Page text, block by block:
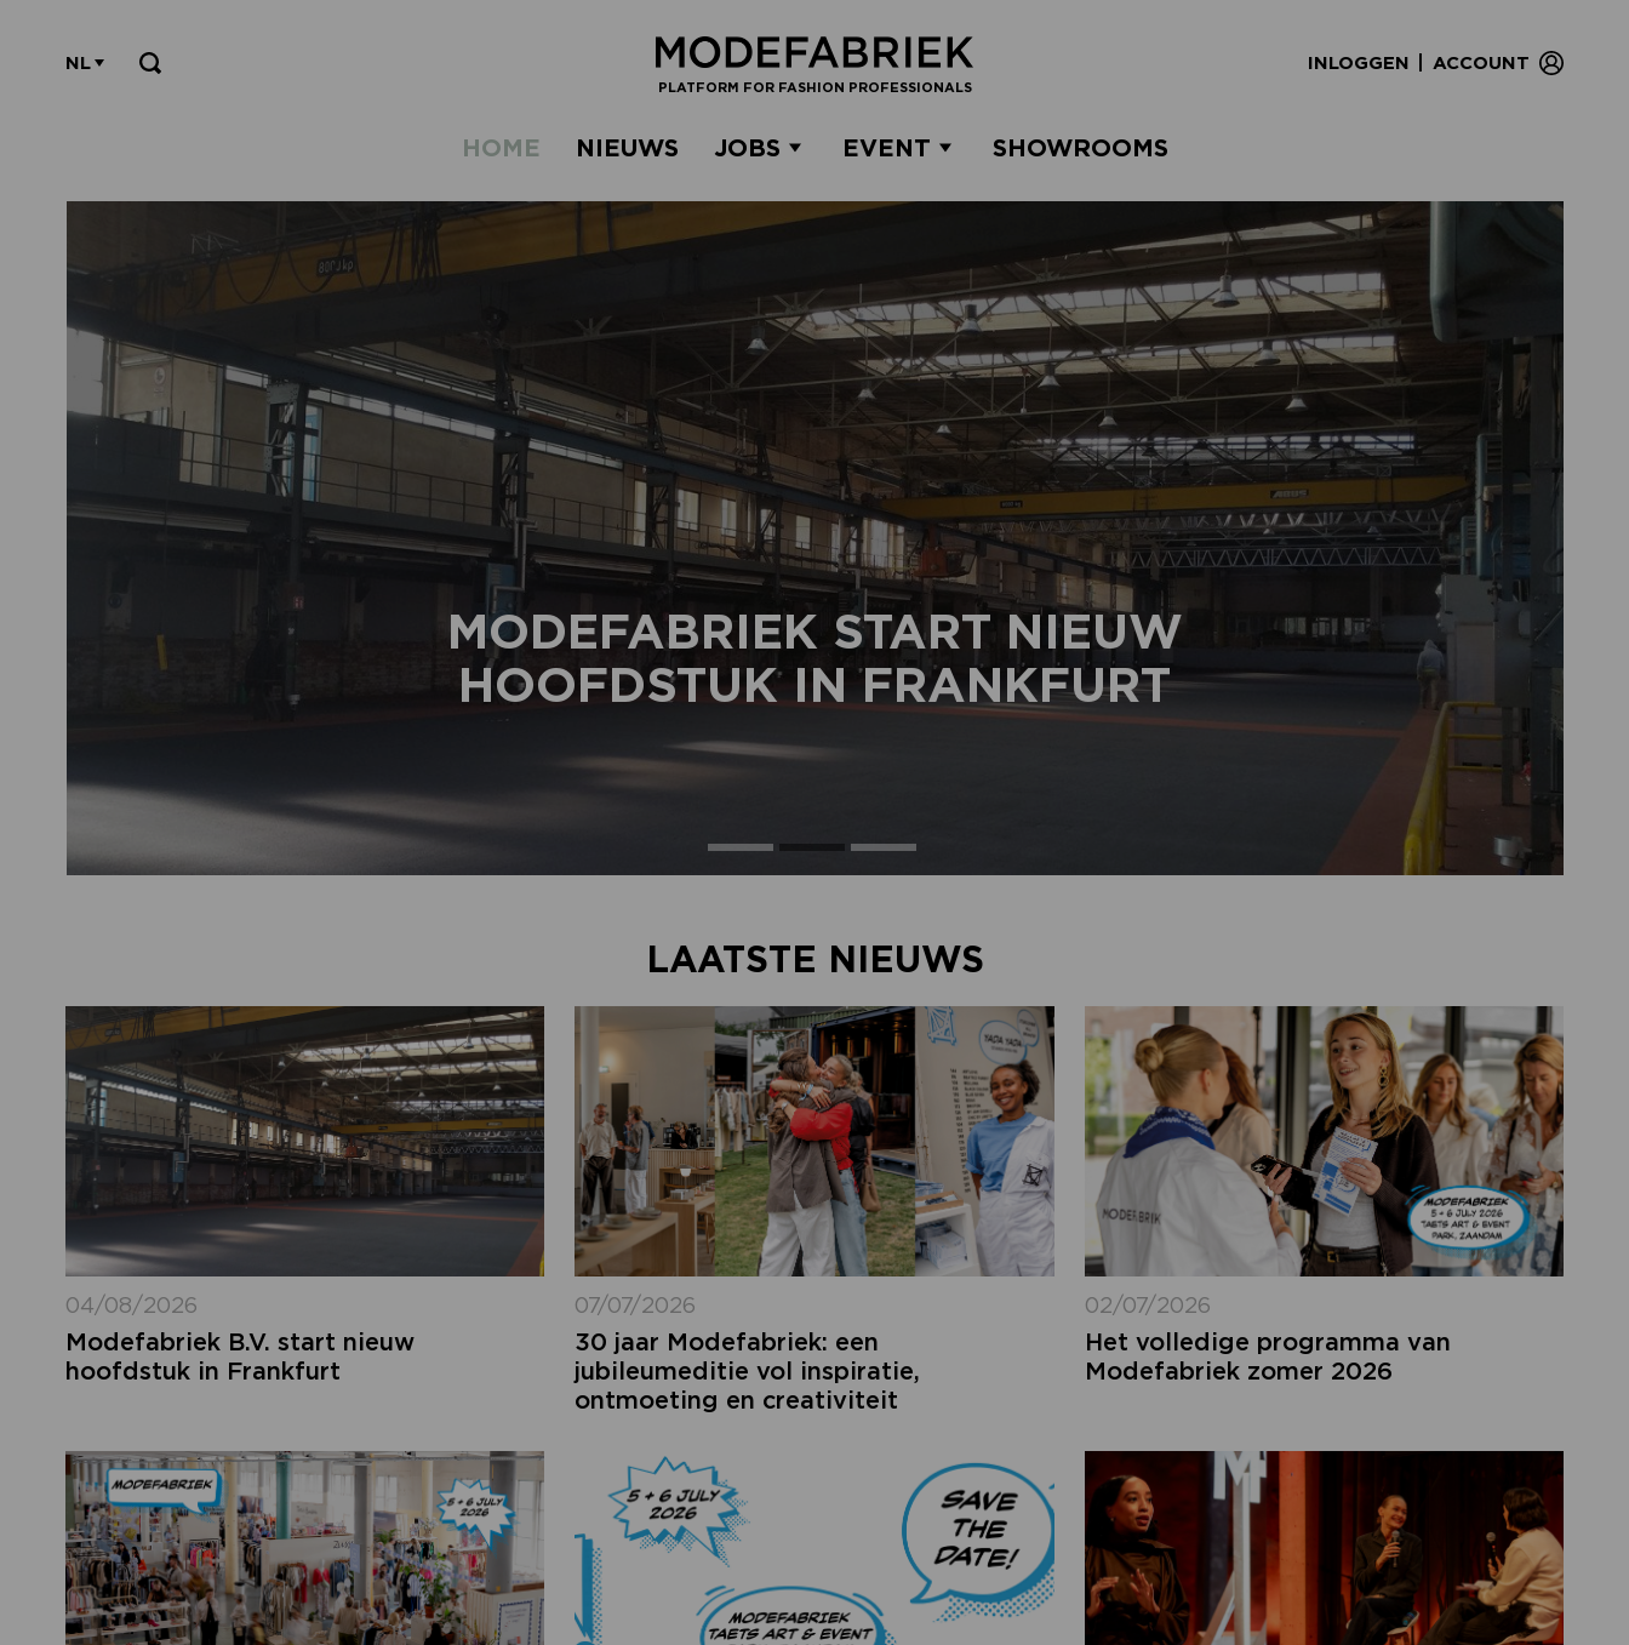
PLATFORM FOR FASHION PROFESSIONALS
INLOGGEN ACCOUNT
NL
HOME NIEUWS JOBS EVENT SHOWROOMS
MODEFABRIEK START NIEUW
HOOFDSTUK IN FRANKFURT
LAATSTE NIEUWS
04/08/2026
Modefabriek B.V. start nieuw
hoofdstuk in Frankfurt
07/07/2026
30 jaar Modefabriek: een
jubileumeditie vol inspiratie,
ontmoeting en creativiteit
02/07/2026
Het volledige programma van
Modefabriek zomer 2026